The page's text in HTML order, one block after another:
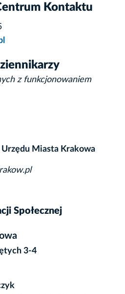
Kontaktu
z funkcjonowaniem
Miasta Krakowa
Społecznej
3-4